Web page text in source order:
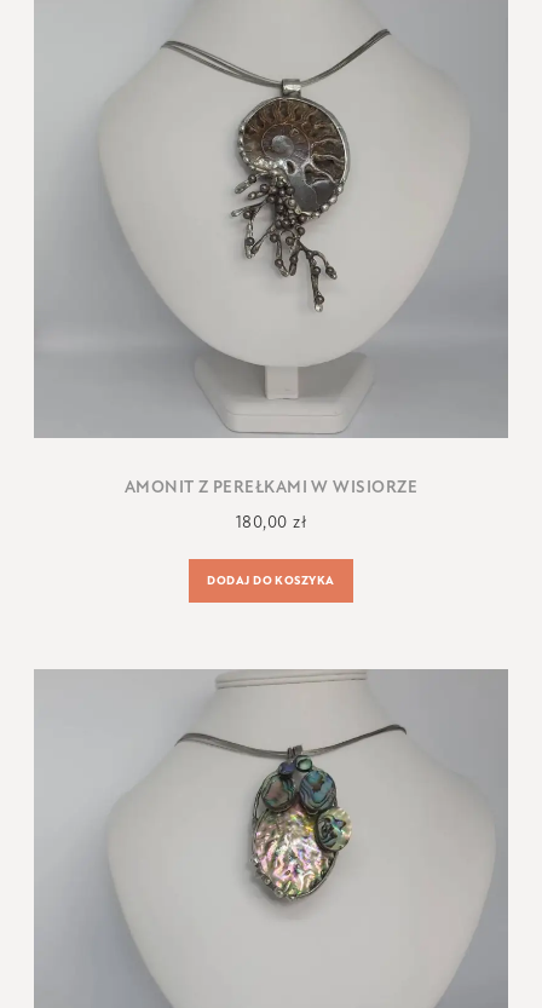
AMONIT Z PEREŁKAMI W WISIORZE
180,00zł
DODAJ DO KOSZYKA